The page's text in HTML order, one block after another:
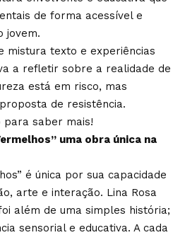
de forma acessível e
jovem.
mistura texto e experiências
a refletir sobre a realidade de
está em risco, mas
de resistência.
saber mais!
uma obra única na
é única por sua capacidade
arte e interação. Lina Rosa
além de uma simples história;
sensorial e educativa. A cada